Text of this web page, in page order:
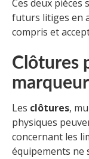
Ces deux
futurs litiges en
compris et
Clôtures
Les clôtures,
physiques
concernant les
équipements ne